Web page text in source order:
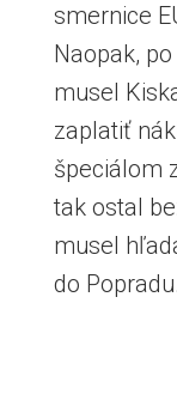
smernice
Naopak,
musel
zaplatiť
špeciálom
tak ostal
musel
do Popradu.